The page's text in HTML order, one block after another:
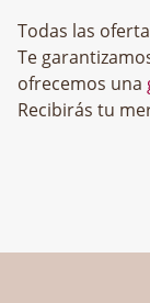
Todas las
Te
ofrecemos una
Recibirás tu